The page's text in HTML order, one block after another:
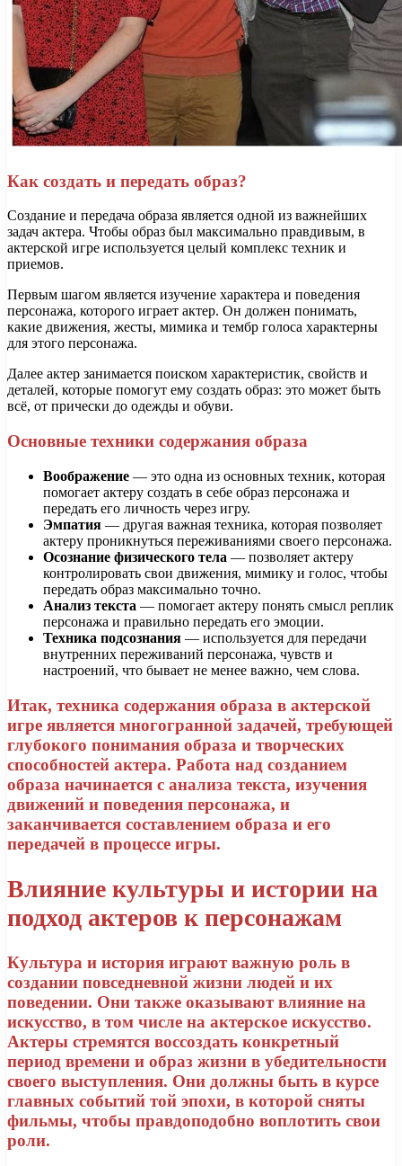
Как создать и передать образ?
Создание и передача образа является одной из важнейших
задач актера. Чтобы образ был максимально правдивым, в
актерской игре используется целый комплекс техник и
приемов.
Первым шагом является изучение характера и поведения
персонажа, которого играет актер. Он должен понимать,
какие движения, жесты, мимика и тембр голоса характерны
для этого персонажа.
Далее актер занимается поиском характеристик, свойств и
деталей, которые помогут ему создать образ: это может быть
всё, от прически до одежды и обуви.
Основные техники содержания образа
Воображение — это одна из основных техник, которая
помогает актеру создать в себе образ персонажа и
передать его личность через игру.
Эмпатия — другая важная техника, которая позволяет
актеру проникнуться переживаниями своего персонажа.
Осознание физического тела — позволяет актеру
контролировать свои движения, мимику и голос, чтобы
передать образ максимально точно.
Анализ текста — помогает актеру понять смысл реплик
персонажа и правильно передать его эмоции.
Техника подсознания — используется для передачи
внутренних переживаний персонажа, чувств и
настроений, что бывает не менее важно, чем слова.
Итак, техника содержания образа в актерской
игре является многогранной задачей, требующей
глубокого понимания образа и творческих
способностей актера. Работа над созданием
образа начинается с анализа текста, изучения
движений и поведения персонажа, и
заканчивается составлением образа и его
передачей в процессе игры.
Влияние культуры и истории на
подход актеров к персонажам
Культура и история играют важную роль в
создании повседневной жизни людей и их
поведении. Они также оказывают влияние на
искусство, в том числе на актерское искусство.
Актеры стремятся воссоздать конкретный
период времени и образ жизни в убедительности
своего выступления. Они должны быть в курсе
главных событий той эпохи, в которой сняты
фильмы, чтобы правдоподобно воплотить свои
роли.